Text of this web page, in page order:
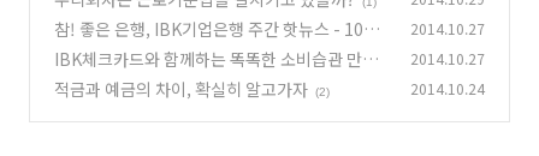
참! 좋은 은행, IBK기업은행 주간 핫뉴스 - 10월
4주 (0)
2014.10.27
IBK체크카드와 함께하는 똑똑한 소비습관 만들
기 1탄 (0)
2014.10.27
적금과 예금의 차이, 확실히 알고가자 (2) 2014.10.24